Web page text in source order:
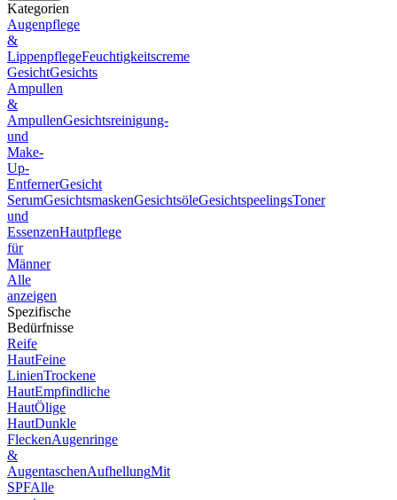
Kategorien
Augenpflege
&
LippenpflegeFeuchtigkeitscreme
GesichtGesichts
Ampullen
&
AmpullenGesichtsreinigung-
und
Make-
Up-
EntfernerGesicht
SerumGesichtsmaskenGesichtsöleGesichtspeelingsToner
und
EssenzenHautpflege
für
Männer
Alle
anzeigen
Spezifische
Bedürfnisse
Reife
HautFeine
LinienTrockene
HautEmpfindliche
HautÖlige
HautDunkle
FleckenAugenringe
&
AugentaschenAufhellungMit
SPFAlle